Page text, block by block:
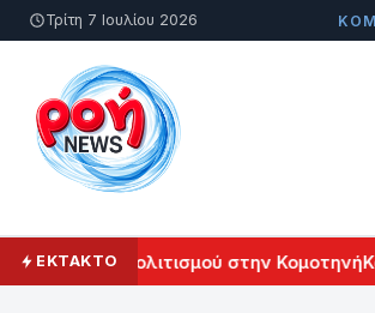
Τρίτη 7 Ιουλίου 2026
ΕΚΤΑΚΤΟ
Αρμενικού Πολιτισμού στην Κομοτηνή